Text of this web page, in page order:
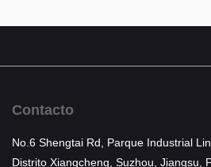
Contacto
No.6 Shengtai Rd, Parque Industrial
Distrito Xiangcheng, Suzhou, Jiangsu,